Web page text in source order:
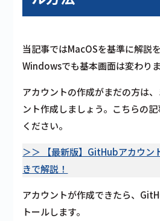
当記事ではMacOSを基準に解説
Windowsでも基本画面は変わり
アカウントの作成がまだの方は
ント作成しましょう。こちらの
ください。
＞＞ 【最新版】GitHubアカウン
きで解説！
アカウントが作成できたら、
トールします。